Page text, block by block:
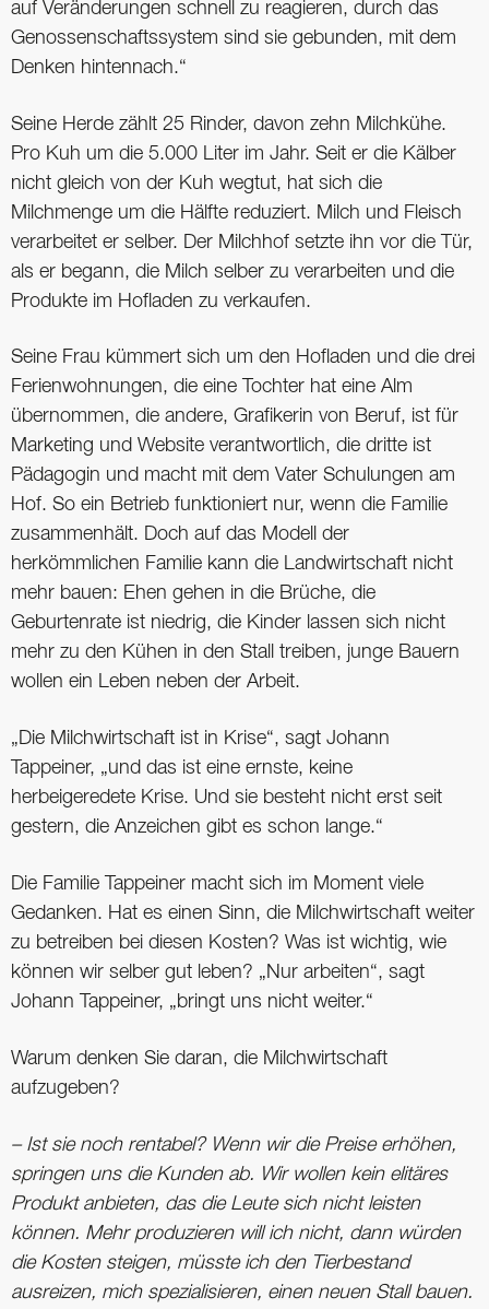
auf Veränderungen schnell zu reagieren, durch das
Genossenschaftssystem sind sie gebunden, mit dem
Denken hintennach.“
Seine Herde zählt 25 Rinder, davon zehn Milchkühe.
Pro Kuh um die 5.000 Liter im Jahr. Seit er die Kälber
nicht gleich von der Kuh wegtut, hat sich die
Milchmenge um die Hälfte reduziert. Milch und Fleisch
verarbeitet er selber. Der Milchhof setzte ihn vor die Tür,
als er begann, die Milch selber zu verarbeiten und die
Produkte im Hofladen zu verkaufen.
Seine Frau kümmert sich um den Hofladen und die drei
Ferienwohnungen, die eine Tochter hat eine Alm
übernommen, die andere, Grafikerin von Beruf, ist für
Marketing und Website verantwortlich, die dritte ist
Pädagogin und macht mit dem Vater Schulungen am
Hof. So ein Betrieb funktioniert nur, wenn die Familie
zusammenhält. Doch auf das Modell der
herkömmlichen Familie kann die Landwirtschaft nicht
mehr bauen: Ehen gehen in die Brüche, die
Geburtenrate ist niedrig, die Kinder lassen sich nicht
mehr zu den Kühen in den Stall treiben, junge Bauern
wollen ein Leben neben der Arbeit.
„Die Milchwirtschaft ist in Krise“, sagt Johann
Tappeiner, „und das ist eine ernste, keine
herbeigeredete Krise. Und sie besteht nicht erst seit
gestern, die Anzeichen gibt es schon lange.“
Die Familie Tappeiner macht sich im Moment viele
Gedanken. Hat es einen Sinn, die Milchwirtschaft weiter
zu betreiben bei diesen Kosten? Was ist wichtig, wie
können wir selber gut leben? „Nur arbeiten“, sagt
Johann Tappeiner, „bringt uns nicht weiter.“
Warum denken Sie daran, die Milchwirtschaft
aufzugeben?
– Ist sie noch rentabel? Wenn wir die Preise erhöhen,
springen uns die Kunden ab. Wir wollen kein elitäres
Produkt anbieten, das die Leute sich nicht leisten
können. Mehr produzieren will ich nicht, dann würden
die Kosten steigen, müsste ich den Tierbestand
ausreizen, mich spezialisieren, einen neuen Stall bauen.